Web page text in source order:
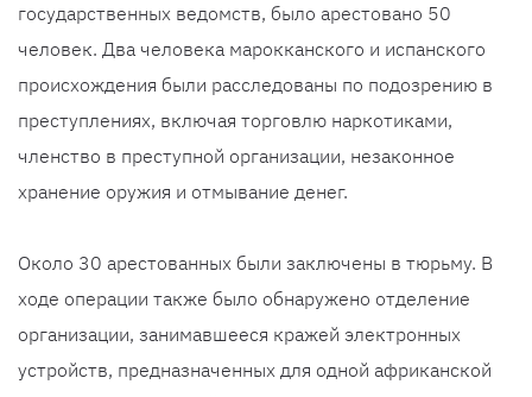
государственных ведомств, было арестовано 50
человек. Два человека марокканского и испанского
происхождения были расследованы по подозрению в
преступлениях, включая торговлю наркотиками,
членство в преступной организации, незаконное
хранение оружия и отмывание денег.
Около 30 арестованных были заключены в тюрьму. В
ходе операции также было обнаружено отделение
организации, занимавшееся кражей электронных
устройств, предназначенных для одной африканской